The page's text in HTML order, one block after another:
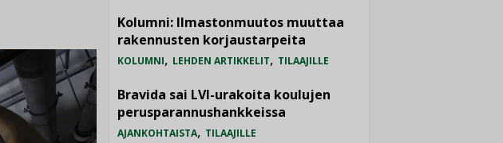
Kolumni: Ilmastonmuutos muuttaa
rakennusten korjaustarpeita
KOLUMNI, LEHDEN ARTIKKELIT, TILAAJILLE
Bravida sai LVI-urakoita koulujen
perusparannushankkeissa
AJANKOHTAISTA, TILAAJILLE